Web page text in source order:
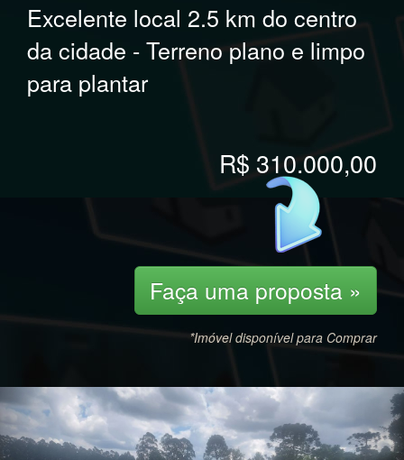
Excelente local 2.5 km do centro
da cidade - Terreno plano e limpo
para plantar
R$ 310.000,00
Faça uma proposta »
*Imóvel disponível para Comprar
Previous